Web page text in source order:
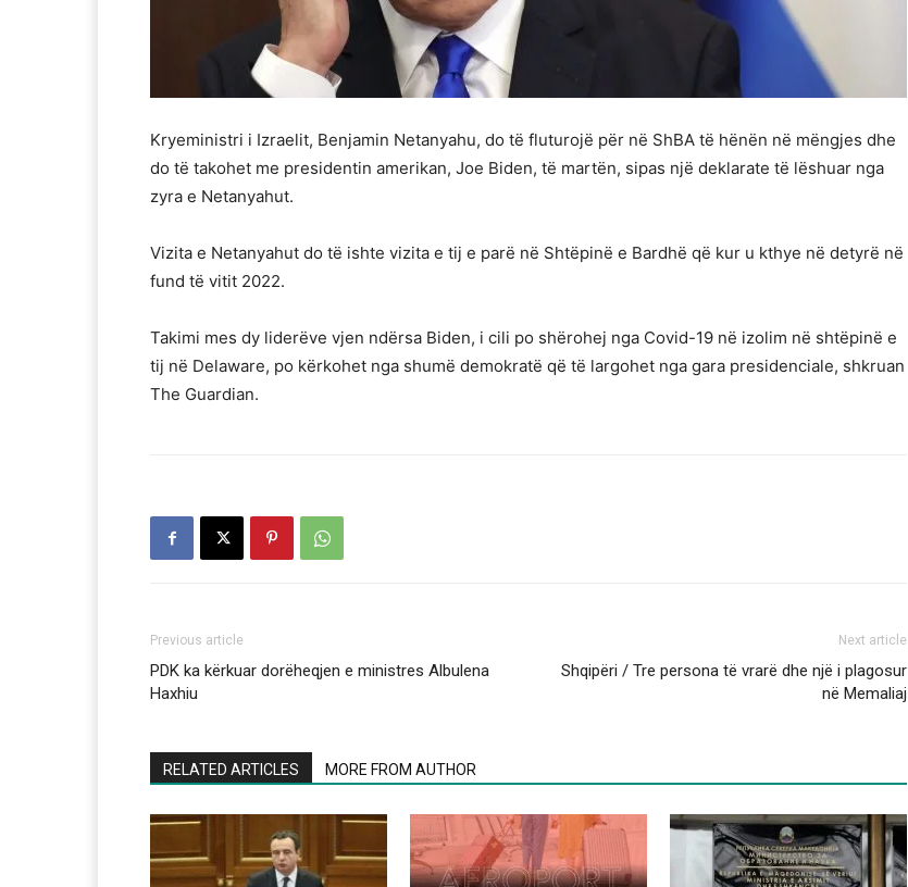
Kryeministri i Izraelit, Benjamin Netanyahu, do të fluturojë për në ShBA të hënën në mëngjes dhe
do të takohet me presidentin amerikan, Joe Biden, të martën, sipas një deklarate të lëshuar nga
zyra e Netanyahut.
Vizita e Netanyahut do të ishte vizita e tij e parë në Shtëpinë e Bardhë që kur u kthye në detyrë në
fund të vitit 2022.
Takimi mes dy liderëve vjen ndërsa Biden, i cili po shërohej nga Covid-19 në izolim në shtëpinë e
tij në Delaware, po kërkohet nga shumë demokratë që të largohet nga gara presidenciale, shkruan
The Guardian.
Previous article
PDK ka kërkuar dorëheqjen e ministres Albulena
Haxhiu
Next article
Shqipëri / Tre persona të vrarë dhe një i plagosur
në Memaliaj
RELATED ARTICLES MORE FROM AUTHOR